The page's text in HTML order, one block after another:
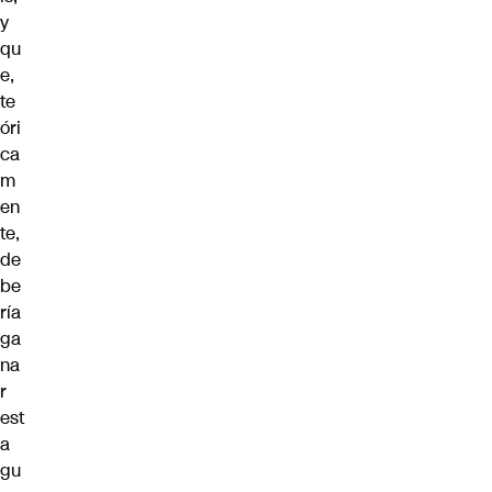
y
qu
e,
te
óri
ca
m
en
te,
de
be
ría
ga
na
r
est
a
gu